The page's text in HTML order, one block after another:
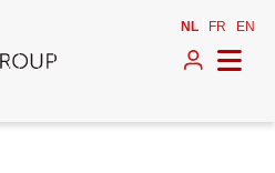
NL FR EN